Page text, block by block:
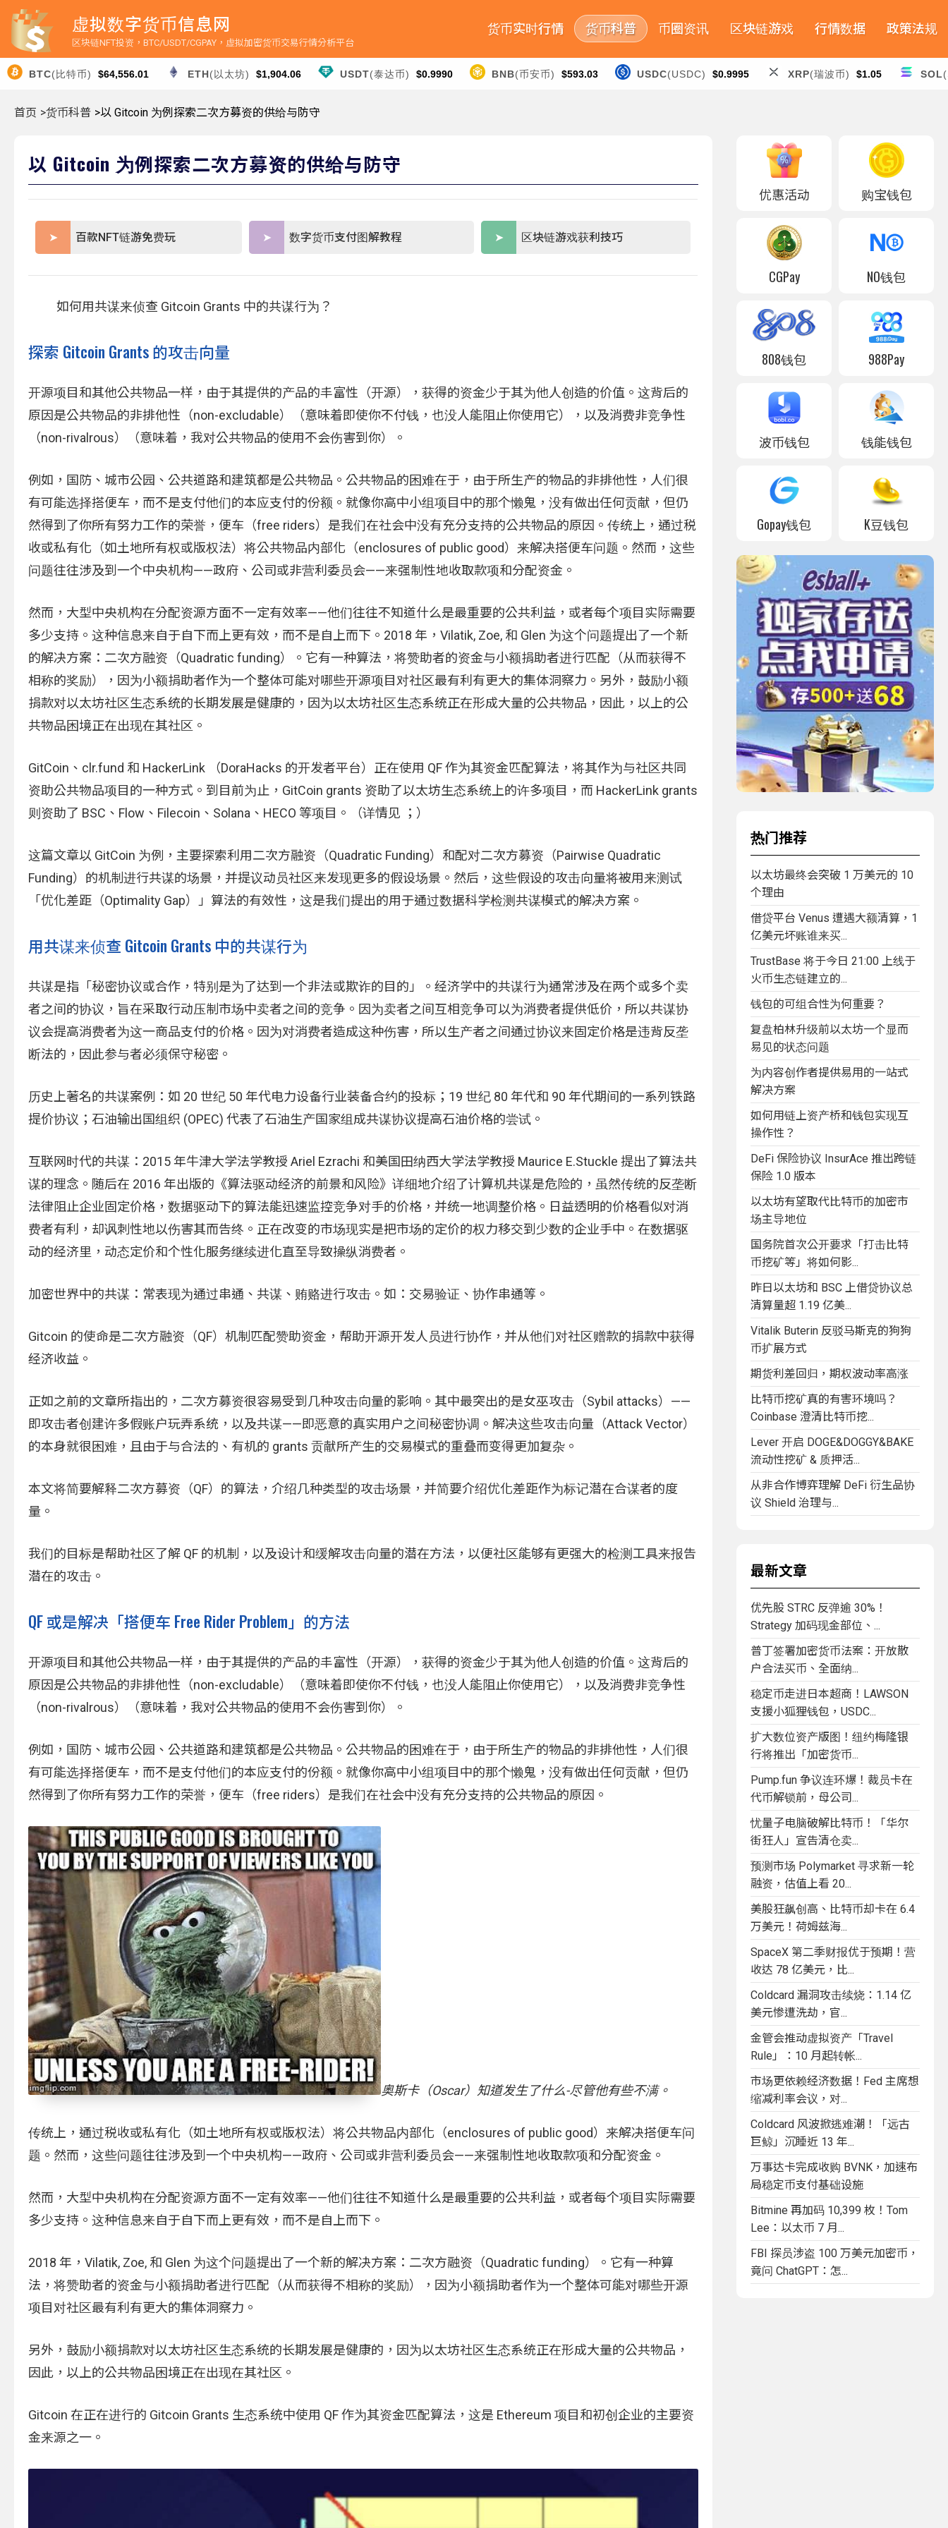
虚拟数字货币信息网
区块链NFT投资，BTC/USDT/CGPAY，虚拟加密货币交易行情分析平台
货币实时行情 货币科普 币圈资讯 区块链游戏 行情数据 政策法规
BTC(比特币) $64,556.01 ETH(以太坊) $1,904.06 USDT(泰达币) $0.9990 BNB(币安币) $593.03 USDC(USDC) $0.9995 XRP(瑞波币) $1.05 SOL
首页 >货币科普 >以 Gitcoin 为例探索二次方募资的供给与防守
以 Gitcoin 为例探索二次方募资的供给与防守
百款NFT链游免费玩 数字货币支付图解教程 区块链游戏获利技巧
如何用共谋来侦查 Gitcoin Grants 中的共谋行为？
探索 Gitcoin Grants 的攻击向量
开源项目和其他公共物品一样，由于其提供的产品的丰富性（开源），获得的资金少于其为他人创造的价值。这背后的
原因是公共物品的非排他性（non-excludable）（意味着即使你不付钱，也没人能阻止你使用它），以及消费非竞争性
（non-rivalrous）（意味着，我对公共物品的使用不会伤害到你）。
例如，国防、城市公园、公共道路和建筑都是公共物品。公共物品的困难在于，由于所生产的物品的非排他性，人们很
有可能选择搭便车，而不是支付他们的本应支付的份额。就像你高中小组项目中的那个懒鬼，没有做出任何贡献，但仍
然得到了你所有努力工作的荣誉，便车（free riders）是我们在社会中没有充分支持的公共物品的原因。传统上，通过税
收或私有化（如土地所有权或版权法）将公共物品内部化（enclosures of public good）来解决搭便车问题。然而，这些
问题往往涉及到一个中央机构——政府、公司或非营利委员会——来强制性地收取款项和分配资金。
然而，大型中央机构在分配资源方面不一定有效率——他们往往不知道什么是最重要的公共利益，或者每个项目实际需要
多少支持。这种信息来自于自下而上更有效，而不是自上而下。2018 年，Vilatik, Zoe, 和 Glen 为这个问题提出了一个新
的解决方案：二次方融资（Quadratic funding）。它有一种算法，将赞助者的资金与小额捐助者进行匹配（从而获得不
相称的奖励），因为小额捐助者作为一个整体可能对哪些开源项目对社区最有利有更大的集体洞察力。另外，鼓励小额
捐款对以太坊社区生态系统的长期发展是健康的，因为以太坊社区生态系统正在形成大量的公共物品，因此，以上的公
共物品困境正在出现在其社区。
GitCoin、clr.fund 和 HackerLink （DoraHacks 的开发者平台）正在使用 QF 作为其资金匹配算法，将其作为与社区共同
资助公共物品项目的一种方式。到目前为止，GitCoin grants 资助了以太坊生态系统上的许多项目，而 HackerLink grants
则资助了 BSC、Flow、Filecoin、Solana、HECO 等项目。（详情见 ；）
这篇文章以 GitCoin 为例，主要探索利用二次方融资（Quadratic Funding）和配对二次方募资（Pairwise Quadratic
Funding）的机制进行共谋的场景，并提议动员社区来发现更多的假设场景。然后，这些假设的攻击向量将被用来测试
「优化差距（Optimality Gap）」算法的有效性，这是我们提出的用于通过数据科学检测共谋模式的解决方案。
用共谋来侦查 Gitcoin Grants 中的共谋行为
共谋是指「秘密协议或合作，特别是为了达到一个非法或欺诈的目的」。经济学中的共谋行为通常涉及在两个或多个卖
者之间的协议，旨在采取行动压制市场中卖者之间的竞争。因为卖者之间互相竞争可以为消费者提供低价，所以共谋协
议会提高消费者为这一商品支付的价格。因为对消费者造成这种伤害，所以生产者之间通过协议来固定价格是违背反垄
断法的，因此参与者必须保守秘密。
历史上著名的共谋案例：如 20 世纪 50 年代电力设备行业装备合约的投标；19 世纪 80 年代和 90 年代期间的一系列铁路
提价协议；石油输出国组织 (OPEC) 代表了石油生产国家组成共谋协议提高石油价格的尝试。
互联网时代的共谋：2015 年牛津大学法学教授 Ariel Ezrachi 和美国田纳西大学法学教授 Maurice E.Stuckle 提出了算法共
谋的理念。随后在 2016 年出版的《算法驱动经济的前景和风险》详细地介绍了计算机共谋是危险的，虽然传统的反垄断
法律阻止企业固定价格，数据驱动下的算法能迅速监控竞争对手的价格，并统一地调整价格。日益透明的价格看似对消
费者有利，却讽刺性地以伤害其而告终。正在改变的市场现实是把市场的定价的权力移交到少数的企业手中。在数据驱
动的经济里，动态定价和个性化服务继续进化直至导致操纵消费者。
加密世界中的共谋：常表现为通过串通、共谋、贿赂进行攻击。如：交易验证、协作串通等。
Gitcoin 的使命是二次方融资（QF）机制匹配赞助资金，帮助开源开发人员进行协作，并从他们对社区赠款的捐款中获得
经济收益。
正如之前的文章所指出的，二次方募资很容易受到几种攻击向量的影响。其中最突出的是女巫攻击（Sybil attacks）——
即攻击者创建许多假账户玩弄系统，以及共谋——即恶意的真实用户之间秘密协调。解决这些攻击向量（Attack Vector）
的本身就很困难，且由于与合法的、有机的 grants 贡献所产生的交易模式的重叠而变得更加复杂。
本文将简要解释二次方募资（QF）的算法，介绍几种类型的攻击场景，并简要介绍优化差距作为标记潜在合谋者的度
量。
我们的目标是帮助社区了解 QF 的机制，以及设计和缓解攻击向量的潜在方法，以便社区能够有更强大的检测工具来报告
潜在的攻击。
QF 或是解决「搭便车 Free Rider Problem」的方法
开源项目和其他公共物品一样，由于其提供的产品的丰富性（开源），获得的资金少于其为他人创造的价值。这背后的
原因是公共物品的非排他性（non-excludable）（意味着即使你不付钱，也没人能阻止你使用它），以及消费非竞争性
（non-rivalrous）（意味着，我对公共物品的使用不会伤害到你）。
例如，国防、城市公园、公共道路和建筑都是公共物品。公共物品的困难在于，由于所生产的物品的非排他性，人们很
有可能选择搭便车，而不是支付他们的本应支付的份额。就像你高中小组项目中的那个懒鬼，没有做出任何贡献，但仍
然得到了你所有努力工作的荣誉，便车（free riders）是我们在社会中没有充分支持的公共物品的原因。
奥斯卡（Oscar）知道发生了什么-尽管他有些不满。
传统上，通过税收或私有化（如土地所有权或版权法）将公共物品内部化（enclosures of public good）来解决搭便车问
题。然而，这些问题往往涉及到一个中央机构——政府、公司或非营利委员会——来强制性地收取款项和分配资金。
然而，大型中央机构在分配资源方面不一定有效率——他们往往不知道什么是最重要的公共利益，或者每个项目实际需要
多少支持。这种信息来自于自下而上更有效，而不是自上而下。
2018 年，Vilatik, Zoe, 和 Glen 为这个问题提出了一个新的解决方案：二次方融资（Quadratic funding）。它有一种算
法，将赞助者的资金与小额捐助者进行匹配（从而获得不相称的奖励），因为小额捐助者作为一个整体可能对哪些开源
项目对社区最有利有更大的集体洞察力。
另外，鼓励小额捐款对以太坊社区生态系统的长期发展是健康的，因为以太坊社区生态系统正在形成大量的公共物品，
因此，以上的公共物品困境正在出现在其社区。
Gitcoin 在正在进行的 Gitcoin Grants 生态系统中使用 QF 作为其资金匹配算法，这是 Ethereum 项目和初创企业的主要资
金来源之一。
优惠活动 购宝钱包
CGPay NO钱包
808钱包 988Pay
波币钱包 钱能钱包
Gopay钱包 K豆钱包
热门推荐
以太坊最终会突破 1 万美元的 10
个理由
借贷平台 Venus 遭遇大额清算，1
亿美元坏账谁来买...
TrustBase 将于今日 21:00 上线于
火币生态链建立的...
钱包的可组合性为何重要？
复盘柏林升级前以太坊一个显而
易见的状态问题
为内容创作者提供易用的一站式
解决方案
如何用链上资产桥和钱包实现互
操作性？
DeFi 保险协议 InsurAce 推出跨链
保险 1.0 版本
以太坊有望取代比特币的加密市
场主导地位
国务院首次公开要求「打击比特
币挖矿等」将如何影...
昨日以太坊和 BSC 上借贷协议总
清算量超 1.19 亿美...
Vitalik Buterin 反驳马斯克的狗狗
币扩展方式
期货利差回归，期权波动率高涨
比特币挖矿真的有害环境吗？
Coinbase 澄清比特币挖...
Lever 开启 DOGE&DOGGY&BAKE
流动性挖矿 & 质押活...
从非合作博弈理解 DeFi 衍生品协
议 Shield 治理与...
最新文章
优先股 STRC 反弹逾 30%！
Strategy 加码现金部位、...
普丁签署加密货币法案：开放散
户合法买币、全面纳...
稳定币走进日本超商！LAWSON
支援小狐狸钱包，USDC...
扩大数位资产版图！纽约梅隆银
行将推出「加密货币...
Pump.fun 争议连环爆！裁员卡在
代币解锁前，母公司...
忧量子电脑破解比特币！「华尔
街狂人」宣告清仓卖...
预测市场 Polymarket 寻求新一轮
融资，估值上看 20...
美股狂飙创高、比特币却卡在 6.4
万美元！荷姆兹海...
SpaceX 第二季财报优于预期！营
收达 78 亿美元，比...
Coldcard 漏洞攻击续烧：1.14 亿
美元惨遭洗劫，官...
金管会推动虚拟资产「Travel
Rule」：10 月起转帐...
市场更依赖经济数据！Fed 主席想
缩减利率会议，对...
Coldcard 风波掀逃难潮！「远古
巨鲸」沉睡近 13 年...
万事达卡完成收购 BVNK，加速布
局稳定币支付基础设施
Bitmine 再加码 10,399 枚！Tom
Lee：以太币 7 月...
FBI 探员涉盗 100 万美元加密币，
竟问 ChatGPT：怎...